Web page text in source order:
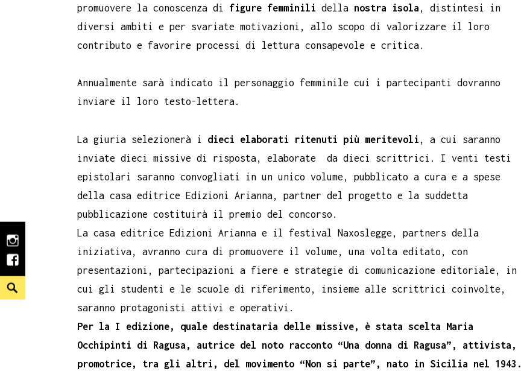
instagram
facebook
Search
promuovere la conoscenza di figure femminili della nostra isola , distintesi in
diversi ambiti e per svariate motivazioni, allo scopo di valorizzare il loro
contributo e favorire processi di lettura consapevole e critica.
Annualmente sarà indicato il personaggio femminile cui i partecipanti dovranno
inviare il loro testo-lettera.
La giuria selezionerà i dieci elaborati ritenuti più meritevoli , a cui saranno
inviate dieci missive di risposta, elaborate da dieci scrittrici. I venti testi
epistolari saranno convogliati in un unico volume, pubblicato a cura e a spese
della casa editrice Edizioni Arianna, partner del progetto e la suddetta
pubblicazione costituirà il premio del concorso.
La casa editrice Edizioni Arianna e il festival Naxoslegge, partners della
iniziativa, avranno cura di promuovere il volume, una volta editato, con
presentazioni, partecipazioni a fiere e strategie di comunicazione editoriale, in
cui gli studenti e le scuole di riferimento, insieme alle scrittrici coinvolte,
saranno protagonisti attivi e operativi.
Per la I edizione, quale destinataria delle missive, è stata scelta Maria
Occhipinti di Ragusa, autrice del noto racconto “Una donna di Ragusa”, attivista,
promotrice, tra gli altri, del movimento “Non si parte”, nato in Sicilia nel 1943.